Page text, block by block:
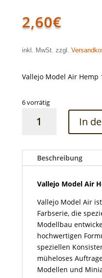
2,60€
inkl. MwSt. zzgl.
Vallejo Model Air Hemp
6 vorrätig
Model
17ml
In
Beschreibung
Vallejo Model Air
Vallejo Model Air
Farbserie, die
Modellbau
hochwertigen
speziellen
müheloses
Modellen und